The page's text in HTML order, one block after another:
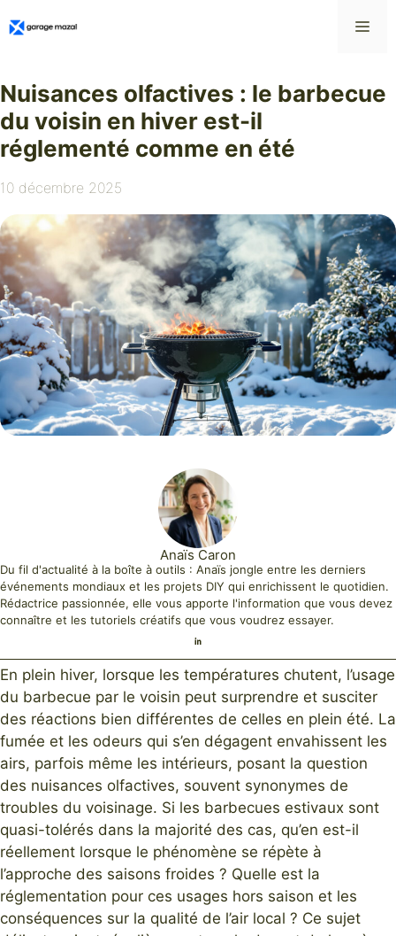
au
Nuisances olfactives : le barbecue
du voisin en hiver est-il
réglementé comme en été
10 décembre 2025
Anaïs Caron
Du fil d'actualité à la boîte à outils : Anaïs jongle entre les derniers
événements mondiaux et les projets DIY qui enrichissent le quotidien.
Rédactrice passionnée, elle vous apporte l'information que vous devez
connaître et les tutoriels créatifs que vous voudrez essayer.
En plein hiver, lorsque les températures chutent, l’usage
du barbecue par le voisin peut surprendre et susciter
des réactions bien différentes de celles en plein été. La
fumée et les odeurs qui s’en dégagent envahissent les
airs, parfois même les intérieurs, posant la question
des nuisances olfactives, souvent synonymes de
troubles du voisinage. Si les barbecues estivaux sont
quasi-tolérés dans la majorité des cas, qu’en est-il
réellement lorsque le phénomène se répète à
l’approche des saisons froides ? Quelle est la
réglementation pour ces usages hors saison et les
conséquences sur la qualité de l’air local ? Ce sujet